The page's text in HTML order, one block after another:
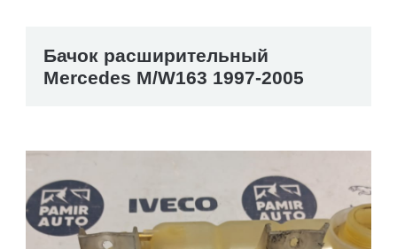
Бачок расширительный
Mercedes M/W163 1997-2005